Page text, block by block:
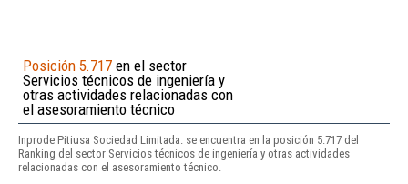
Posición 5.717 en el sector
Servicios técnicos de ingeniería y
otras actividades relacionadas con
el asesoramiento técnico
Inprode Pitiusa Sociedad Limitada. se encuentra en la posición 5.717 del
Ranking del sector Servicios técnicos de ingeniería y otras actividades
relacionadas con el asesoramiento técnico.